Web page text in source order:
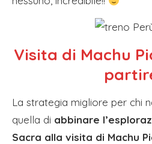
Visita di Machu
La strategia migliore per chi
quella di abbinare
Sacra alla visita di Machu